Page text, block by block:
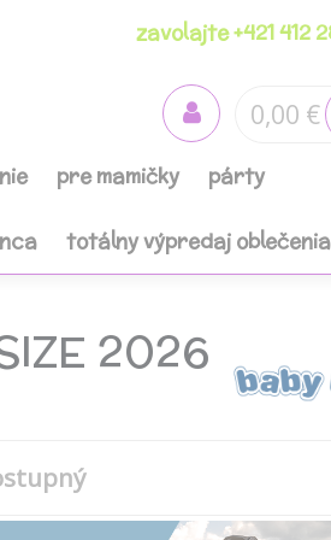
zavolajte +421 412
0,00 €
pre mamičky párty
totálny výpredaj oblečenia
2026